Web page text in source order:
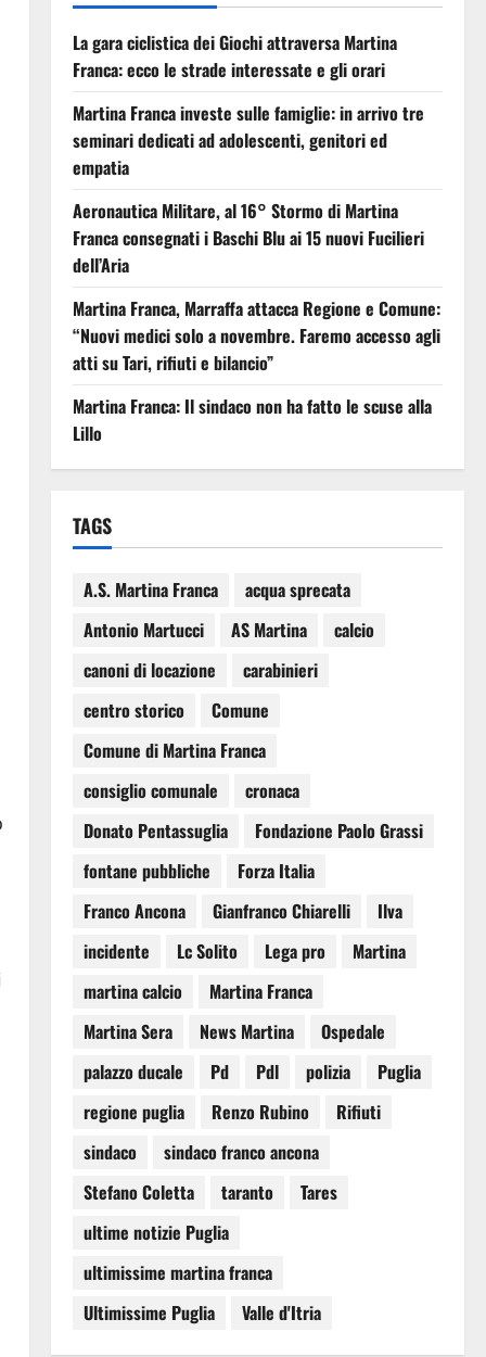
La gara ciclistica dei Giochi attraversa Martina
Franca: ecco le strade interessate e gli orari
Martina Franca investe sulle famiglie: in arrivo tre
seminari dedicati ad adolescenti, genitori ed
empatia
Aeronautica Militare, al 16° Stormo di Martina
Franca consegnati i Baschi Blu ai 15 nuovi Fucilieri
dell’Aria
Martina Franca, Marraffa attacca Regione e Comune:
“Nuovi medici solo a novembre. Faremo accesso agli
atti su Tari, rifiuti e bilancio”
Martina Franca: Il sindaco non ha fatto le scuse alla
Lillo
TAGS
A.S. Martina Franca
acqua sprecata
Antonio Martucci
AS Martina
calcio
canoni di locazione
carabinieri
centro storico
Comune
Comune di Martina Franca
consiglio comunale
cronaca
Donato Pentassuglia
Fondazione Paolo Grassi
fontane pubbliche
Forza Italia
Franco Ancona
Gianfranco Chiarelli
Ilva
incidente
Lc Solito Lega pro
Martina
martina calcio
Martina Franca
Martina Sera
News Martina
Ospedale
palazzo ducale
Pd Pdl polizia
Puglia
regione puglia
Renzo Rubino
Rifiuti
sindaco
sindaco franco ancona
Stefano Coletta
taranto
Tares
ultime notizie Puglia
ultimissime martina franca
Ultimissime Puglia
Valle d'Itria